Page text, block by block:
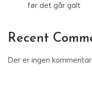
før det går galt
Recent
Der er ingen